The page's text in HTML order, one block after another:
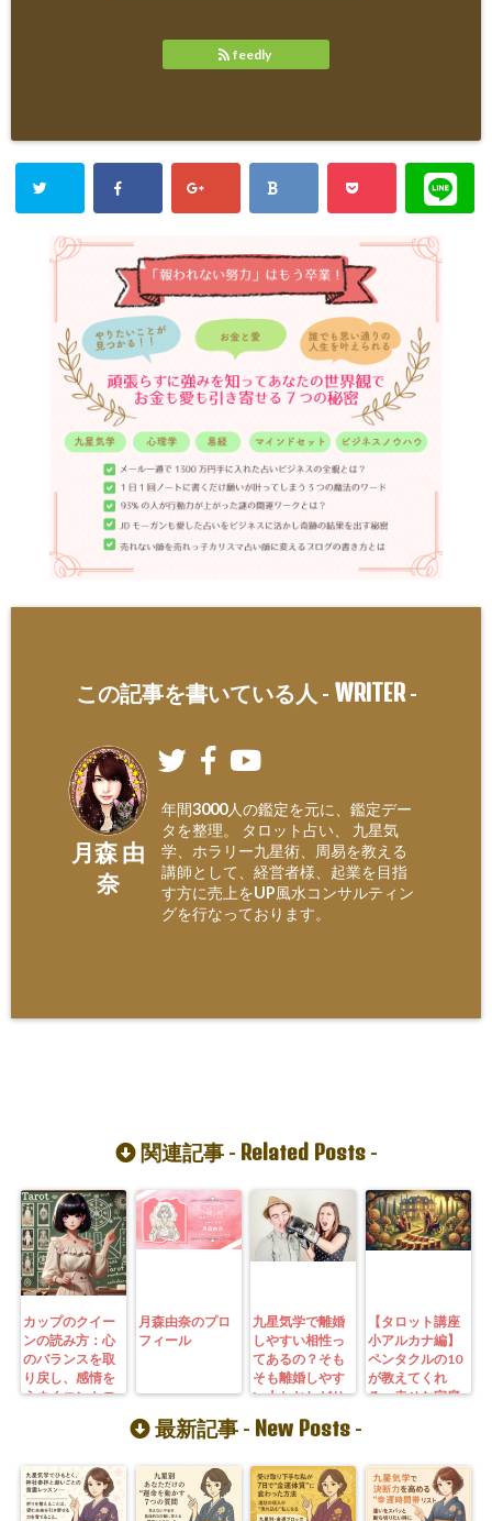
feedly
この記事を書いている人 - WRITER-
月森 由
奈
年間3000人の鑑定を元に、鑑定デー
タを整理。 タロット占い、 九星気
学、ホラリー九星術、周易を教える
講師として、経営者様、起業を目指
す方に売上をUP風水コンサルティン
グを行なっております。
関連記事 - Related Posts-
カップのクイー
ンの読み方：心
のバランスを取
り戻し、感情を
うまくコントロ
月森由奈のプロ
フィール
九星気学で離婚
しやすい相性っ
てあるの？そも
そも離婚しやす
い人とおしどり
夫婦の違いとは
【タロット講座
小アルカナ編】
ペンタクルの10
が教えてくれ
る、幸せな家庭
最新記事 - New Posts -